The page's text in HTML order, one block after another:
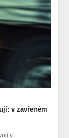
v zavřeném
v t...